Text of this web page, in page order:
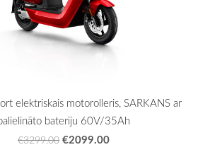
elektriskais motorolleris, SARKANS ar
bateriju 60V/35Ah
€3299.00 €2099.00